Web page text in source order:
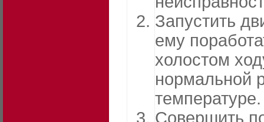
Запустить
ему
холостом
нормальной
температуре.
Совершить